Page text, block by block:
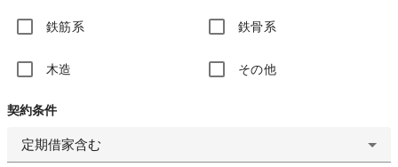
鉄筋系 鉄骨系
木造 その他
契約条件
定期借家含む